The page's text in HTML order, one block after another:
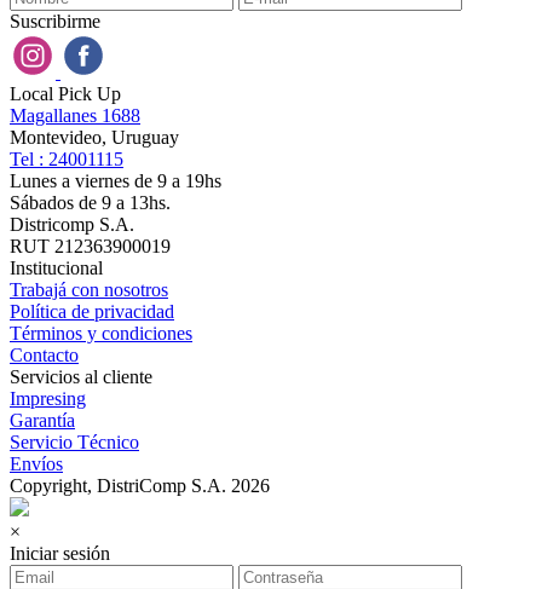
Suscribirme
Local Pick Up
Magallanes 1688
Montevideo, Uruguay
Tel : 24001115
Lunes a viernes de 9 a 19hs
Sábados de 9 a 13hs.
Districomp S.A.
RUT 212363900019
Institucional
Trabajá con nosotros
Política de privacidad
Términos y condiciones
Contacto
Servicios al cliente
Impresing
Garantía
Servicio Técnico
Envíos
Copyright, DistriComp S.A. 2026
×
Iniciar sesión